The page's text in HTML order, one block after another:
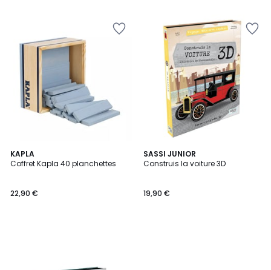
KAPLA
Coffret Kapla 40 planchettes
22,90 €
SASSI JUNIOR
Construis la voiture 3D
19,90 €